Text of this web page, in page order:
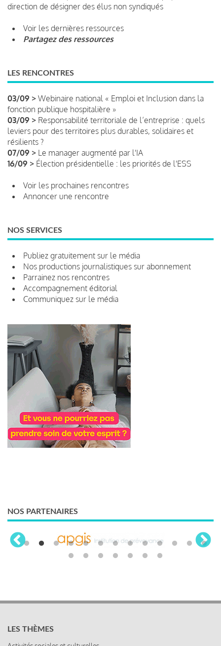
direction de désigner des élus non syndiqués
Voir les dernières ressources
Partagez des ressources
LES RENCONTRES
03/09 > Webinaire national « Emploi et Inclusion dans la
fonction publique hospitalière »
03/09 > Responsabilité territoriale de l’entreprise : quels
leviers pour des territoires plus durables, solidaires et
résilients ?
07/09 > Le manager augmenté par l'IA
16/09 > Élection présidentielle : les priorités de l'ESS
Voir les prochaines rencontres
Annoncer une rencontre
NOS SERVICES
Publiez gratuitement sur le média
Nos productions journalistiques sur abonnement
Parrainez nos rencontres
Accompagnement éditorial
Communiquez sur le média
NOS PARTENAIRES
LES THÈMES